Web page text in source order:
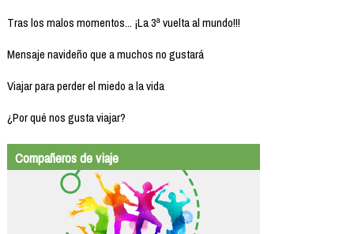
Tras los malos momentos... ¡La 3ª vuelta al mundo!!!
Mensaje navideño que a muchos no gustará
Viajar para perder el miedo a la vida
¿Por qué nos gusta viajar?
Compañeros de viaje